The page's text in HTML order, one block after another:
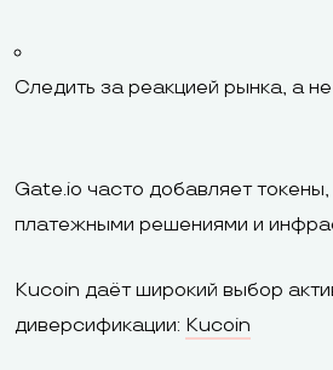
Следить за реакцией рынка, а
Gate.io часто добавляет
платежными решениями и
Kucoin даёт широкий выбор
диверсификации: Kucoin